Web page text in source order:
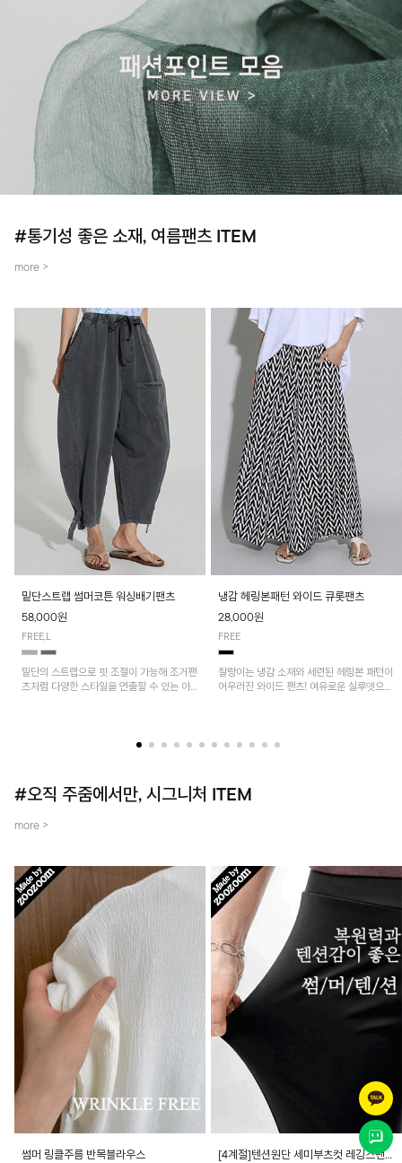
#통기성 좋은 소재, 여름팬츠 ITEM
more >
밑단스트랩 썸머코튼 워싱배기팬츠
58,000원
FREE,L
밑단의 스트랩으로 핏 조절이 가능해 조거팬
츠처럼 다양한 스타일을 연출할 수 있는 아
냉감 헤링본패턴 와이드 큐롯팬츠
28,000원
FREE
찰랑이는 냉감 소재와 세련된 헤링본 패턴이
어우러진 와이드 팬츠! 여유로운 실루엣으로
#오직 주줌에서만, 시그니처 ITEM
more >
썸머 링클주름 반목블라우스 [4계절]텐션원단 세미부츠컷 레깅스팬